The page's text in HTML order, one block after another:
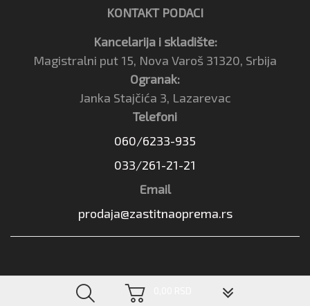
KONTAKT PODACI
Kancelarija i skladište:
Magistralni put 15, Nova Varoš 31320, Srbija
Ogranak:
Janka Stajčića 3, Lazarevac
Telefoni
060/6233-935
033/261-21-21
Email
prodaja@zastitnaoprema.rs
▼